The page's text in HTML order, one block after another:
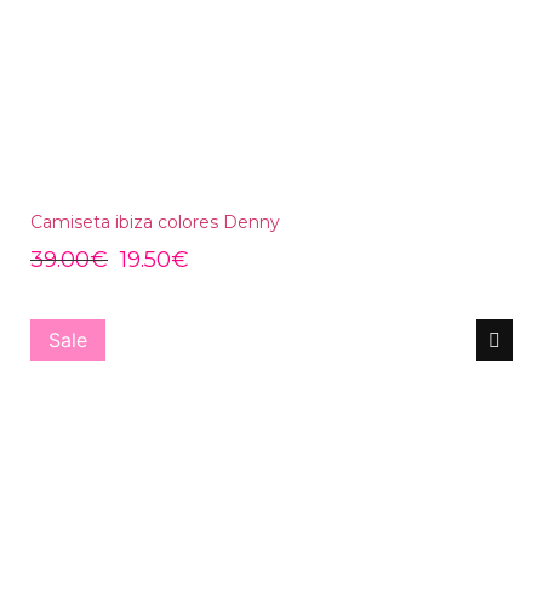
Camiseta ibiza colores Denny
39.00€ 19.50€
Sale